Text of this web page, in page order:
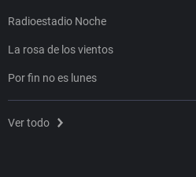
Radioestadio Noche
La rosa de los vientos
Por fin no es lunes
Ver todo